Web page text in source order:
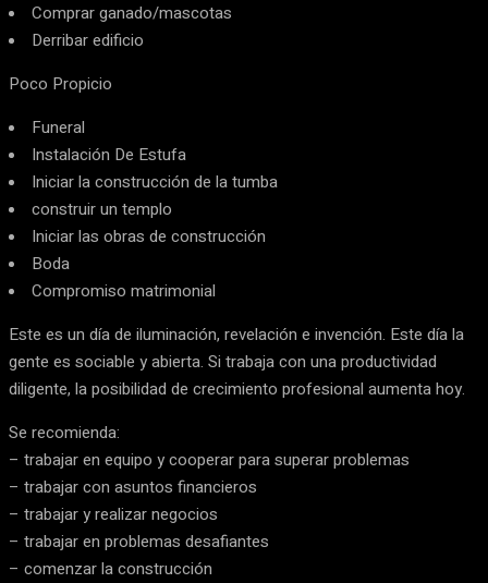
Comprar ganado/mascotas
Derribar edificio
Poco Propicio
Funeral
Instalación De Estufa
Iniciar la construcción de la tumba
construir un templo
Iniciar las obras de construcción
Boda
Compromiso matrimonial
Este es un día de iluminación, revelación e invención. Este día la
gente es sociable y abierta. Si trabaja con una productividad
diligente, la posibilidad de crecimiento profesional aumenta hoy.
Se recomienda:
– trabajar en equipo y cooperar para superar problemas
– trabajar con asuntos financieros
– trabajar y realizar negocios
– trabajar en problemas desafiantes
– comenzar la construcción